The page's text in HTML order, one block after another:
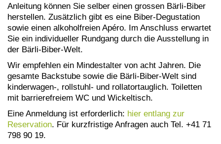
Anleitung können Sie selber einen grossen Bärli-Biber
herstellen. Zusätzlich gibt es eine Biber-Degustation
sowie einen alkoholfreien Apéro. Im Anschluss erwartet
Sie ein individueller Rundgang durch die Ausstellung in
der Bärli-Biber-Welt.
Wir empfehlen ein Mindestalter von acht Jahren. Die
gesamte Backstube sowie die Bärli-Biber-Welt sind
kinderwagen-, rollstuhl- und rollatortauglich. Toiletten
mit barrierefreiem WC und Wickeltisch.
Eine Anmeldung ist erforderlich: hier entlang zur
Reservation . Für kurzfristige Anfragen auch Tel. +41 71
798 90 19.